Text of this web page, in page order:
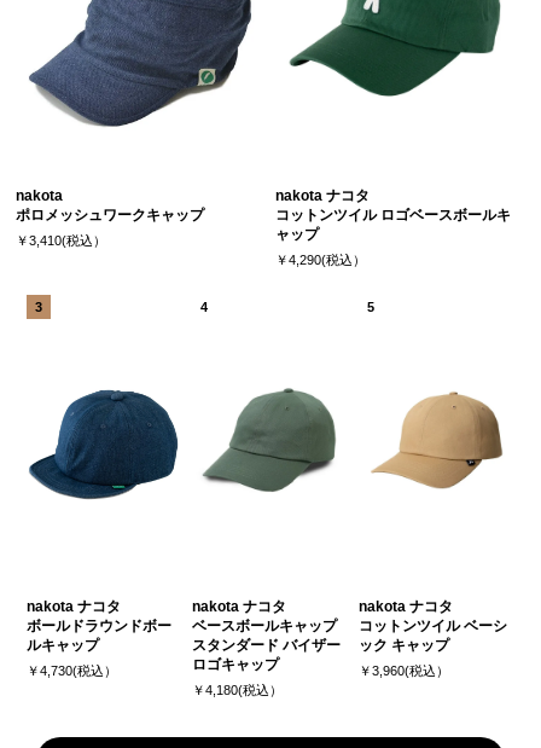
nakota
ポロメッシュワークキャップ
￥3,410(税込）
nakota ナコタ
コットンツイル ロゴベースボールキ
ャップ
￥4,290(税込）
nakota ナコタ
ボールドラウンドボー
ルキャップ
￥4,730(税込）
nakota ナコタ
ベースボールキャップ
スタンダード バイザー
ロゴキャップ
￥4,180(税込）
nakota ナコタ
コットンツイル ベーシ
ック キャップ
￥3,960(税込）